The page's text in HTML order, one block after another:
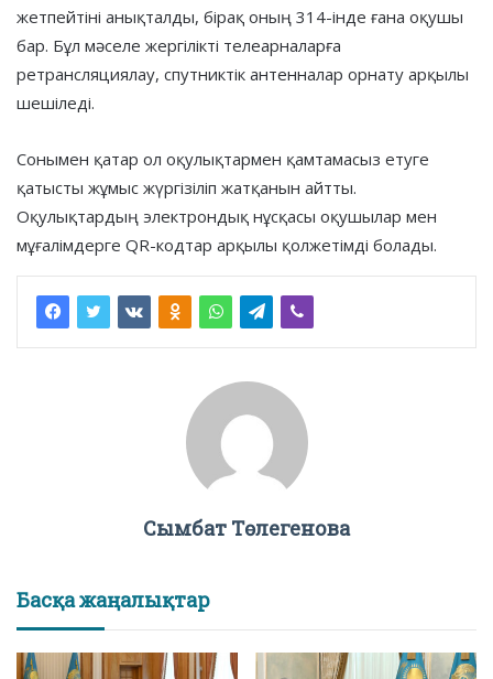
жетпейтіні анықталды, бірақ оның 314-інде ғана оқушы
бар. Бұл мәселе жергілікті телеарналарға
ретрансляциялау, спутниктік антенналар орнату арқылы
шешіледі.
Сонымен қатар ол оқулықтармен қамтамасыз етуге
қатысты жұмыс жүргізіліп жатқанын айтты.
Оқулықтардың электрондық нұсқасы оқушылар мен
мұғалімдерге QR-кодтар арқылы қолжетімді болады.
Сымбат Төлегенова
Басқа жаңалықтар